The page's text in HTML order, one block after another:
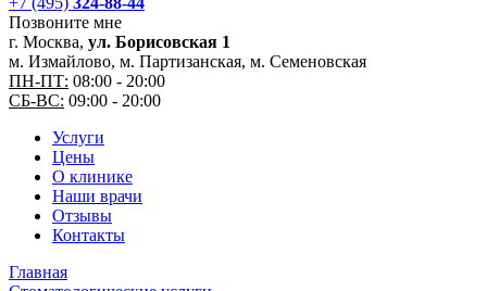
Позвоните мне
г. Москва, ул. Борисовская 1
м. Измайлово, м. Партизанская, м. Семеновская
ПН-ПТ: 08:00 - 20:00
СБ-ВС: 09:00 - 20:00
Услуги
Цены
О клинике
Наши врачи
Отзывы
Контакты
Главная